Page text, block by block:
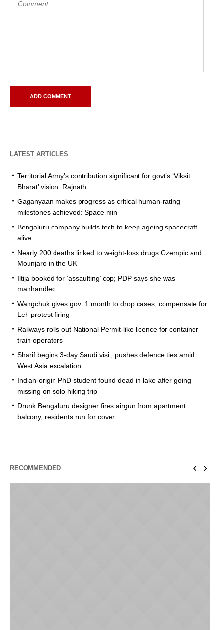
LATEST ARTICLES
Territorial Army’s contribution significant for govt’s ‘Viksit
Bharat’ vision: Rajnath
Gaganyaan makes progress as critical human-rating
milestones achieved: Space min
Bengaluru company builds tech to keep ageing spacecraft
alive
Nearly 200 deaths linked to weight-loss drugs Ozempic and
Mounjaro in the UK
Iltija booked for ‘assaulting’ cop; PDP says she was
manhandled
Wangchuk gives govt 1 month to drop cases, compensate for
Leh protest firing
Railways rolls out National Permit-like licence for container
train operators
Sharif begins 3-day Saudi visit, pushes defence ties amid
West Asia escalation
Indian-origin PhD student found dead in lake after going
missing on solo hiking trip
Drunk Bengaluru designer fires airgun from apartment
balcony, residents run for cover
RECOMMENDED